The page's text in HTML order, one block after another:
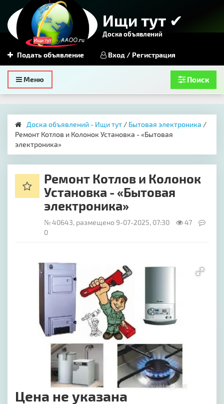
Ищи тут ✔
Доска объявлений
Подать объявление Вход / Регистрация
Toggle
navigation
Меню Поиск
Доска объявлений - Ищи тут / Бытовая электроника /
Ремонт Котлов и Колонок Установка - «Бытовая
электроника»
Ремонт Котлов и Колонок
Установка - «Бытовая
электроника»
№ 40643, размещено 9-07-2025, 07:30
47
0
Цена не указана